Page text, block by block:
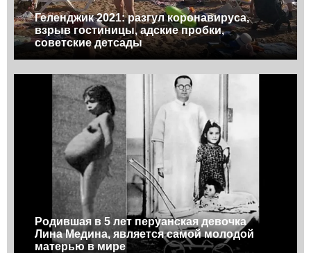
Геленджик 2021: разгул коронавируса,
взрыв гостиницы, адские пробки,
советские детсады
Родившая в 5 лет перуанская девочка
Лина Медина, является самой молодой
матерью в мире